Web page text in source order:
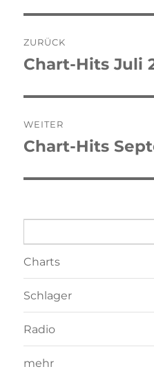
ZURÜCK
Vorheriger
Chart-Hits Juli
WEITER
Nächster
Chart-Hits
Search
Charts
Schlager
Radio
mehr